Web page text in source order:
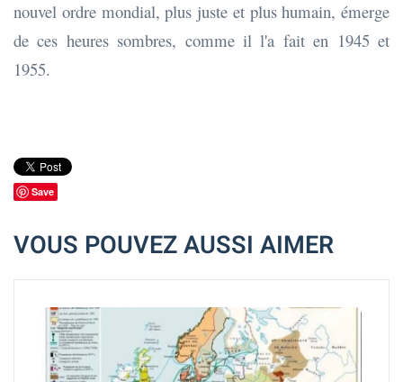
nouvel ordre mondial, plus juste et plus humain, émerge
de ces heures sombres, comme il l'a fait en 1945 et
1955.
Save
VOUS POUVEZ AUSSI AIMER